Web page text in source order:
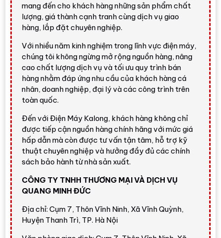
Đánh giá nhanh từ Điện Máy
Kalong
Tủ lạnh ngăn đá trên gọn hơn, có làm đá
tự động tiện lợi
Tủ lạnh LG Inverter 315 lít LTB31BLMAphù hợp
khách hàng muốn một mẫu tủ lạnh truyền thống
LinearCooling™hỗ trợ giữ nhiệt ổn định,
DoorCooling+™giúp khu vực cánh tủ được làm
lạnh tốt hơn, còn hệ thống Multi Air Flowgiúp hơi
lạnh lan tỏa đều trong khoang tủ.
Điểm đáng chú ý nhất của model này làmáy làm đá
tự động trong tủ. Người dùng chỉ cần đổ nước vào
tiện hơn khay đá thủ công. Điểm cần cân nhắc là sản
phẩmkhông có vòi lấy nước ngoài
ThinQ Wi-Fivà không có Hygiene Fresh+theo
mang đến cho khách hàng những sản phẩm chất
lượng, giá thành cạnh tranh cùng dịch vụ giao
hàng, lắp đặt chuyên nghiệp.
Với nhiều năm kinh nghiệm trong lĩnh vực điện máy,
chúng tôi không ngừng mở rộng nguồn hàng, nâng
cao chất lượng dịch vụ và tối ưu quy trình bán
hàng nhằm đáp ứng nhu cầu của khách hàng cá
nhân, doanh nghiệp, đại lý và các công trình trên
toàn quốc.
Đến với Điện Máy Kalong, khách hàng không chỉ
được tiếp cận nguồn hàng chính hãng với mức giá
hấp dẫn mà còn được tư vấn tận tâm, hỗ trợ kỹ
thuật chuyên nghiệp và hưởng đầy đủ các chính
sách bảo hành từ nhà sản xuất.
CÔNG TY TNHH THƯƠNG MẠI VÀ DỊCH VỤ
QUANG MINH ĐỨC
Địa chỉ: Cụm 7, Thôn Vĩnh Ninh, Xã Vĩnh Quỳnh,
Huyện Thanh Trì, TP. Hà Nội